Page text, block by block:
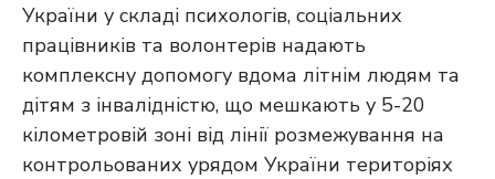
України у складі психологів, соціальних
працівників та волонтерів надають
комплексну допомогу вдома літнім людям та
дітям з інвалідністю, що мешкають у 5-20
кілометровій зоні від лінії розмежування на
контрольованих урядом України територіях